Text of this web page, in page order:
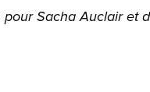
Sacha Auclair et